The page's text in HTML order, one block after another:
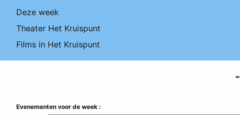
Deze week
Theater Het Kruispunt
Films in Het Kruispunt
Evenementen voor de week :